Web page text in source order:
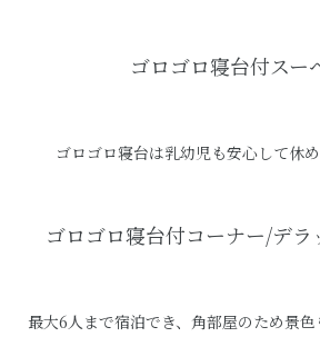
ゴロゴロ寝台付スー
ゴロゴロ寝台は乳幼児も安心して休め
ゴロゴロ寝台付コーナー/デラ
最大6人まで宿泊でき、角部屋のため景